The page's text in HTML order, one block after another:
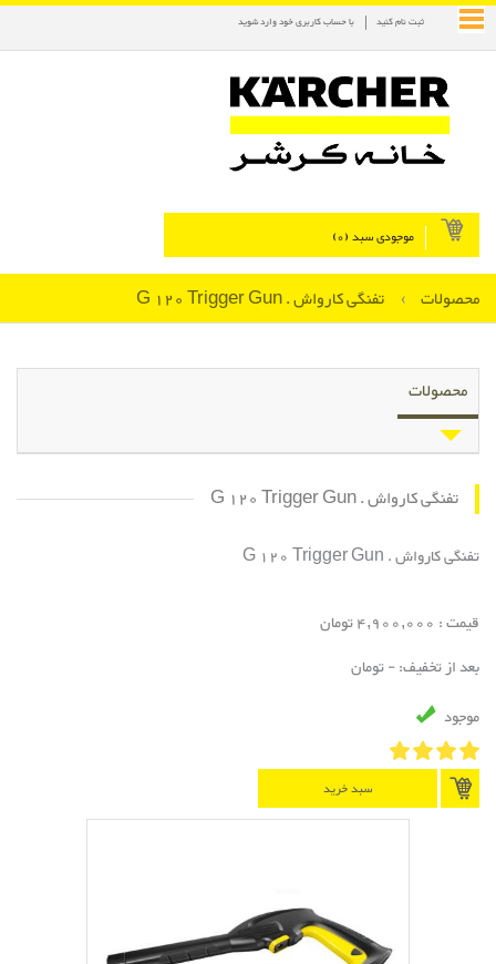
ثبت نام کنید با حساب کاربری خود وارد شوید
موجودی سبد (0
)
محصولات › تفنگی کارواش . G 120 Trigger Gun
محصولات
تفنگی کارواش . G 120 Trigger Gun
تفنگی کارواش . G 120 Trigger Gun
قیمت : 4,900,000 تومان
بعد از تخفیف: - تومان
موجود
سبد خرید